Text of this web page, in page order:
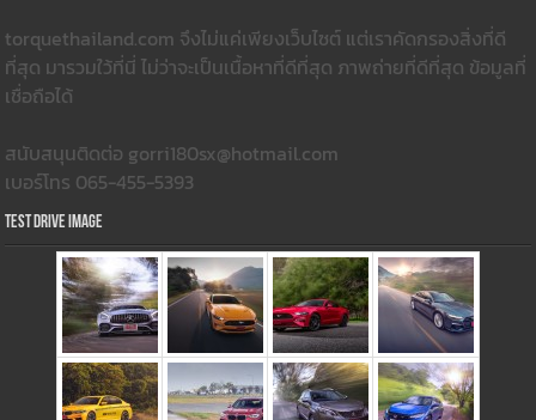
torquethailand.com จึงไม่แค่เพียงเว็บไซต์ แต่เราคัดกรองสิ่งที่ดี
ที่สุด มารวมใว้ที่นี่ ไม่ว่าจะเป็นเนื้อหาที่ดีที่สุด ภาพถ่ายที่ดีที่สุด ข้อมูลที่
เชื่อถือได้
สนับสนุนติดต่อ gorri180sx@hotmail.com
เบอร์โทร 065-455-5393
Test Drive Image